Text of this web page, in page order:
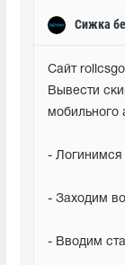
Cайт
Вывести
мобильного
- Логинимся
- Заходим
- Вводим